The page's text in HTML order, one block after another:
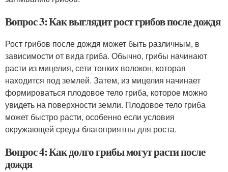
Вопрос 3: Как выглядит рост грибов после дождя
Рост грибов после дождя может быть различным, в
зависимости от вида гриба. Обычно, грибы начинают
расти из мицелия, сети тонких волокон, которая
находится под землей. Затем, из мицелия начинает
формироваться плодовое тело гриба, которое можно
увидеть на поверхности земли. Плодовое тело гриба
может быстро расти, особенно если условия
окружающей среды благоприятны для роста.
Вопрос 4: Как долго грибы могут расти после
дождя